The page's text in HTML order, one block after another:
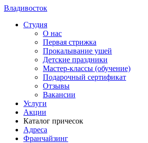
Владивосток
Cтудия
О нас
Первая стрижка
Прокалывание ушей
Детские праздники
Мастер-классы (обучение)
Подарочный сертификат
Отзывы
Вакансии
Услуги
Акции
Каталог причесок
Адреса
Франчайзинг